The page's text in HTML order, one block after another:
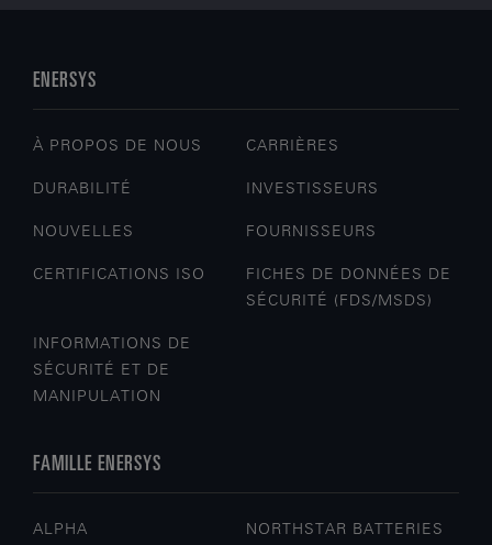
ENERSYS
À PROPOS DE NOUS CARRIÈRES
DURABILITÉ INVESTISSEURS
NOUVELLES FOURNISSEURS
CERTIFICATIONS ISO
FICHES DE DONNÉES DE
SÉCURITÉ (FDS/MSDS)
INFORMATIONS DE
SÉCURITÉ ET DE
MANIPULATION
FAMILLE ENERSYS
ALPHA NORTHSTAR BATTERIES